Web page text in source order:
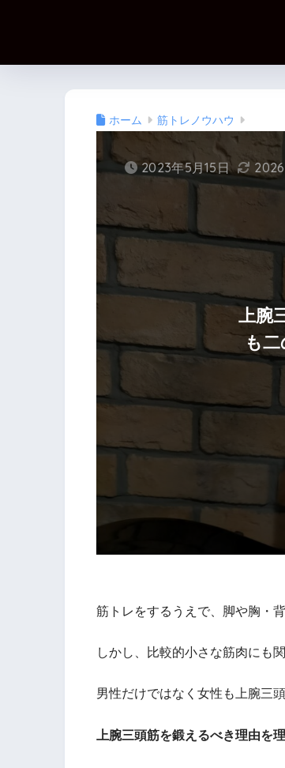
ホーム 筋トレノウハウ
上腕
も
2023年5月15日
筋トレをするうえで、脚や胸・
しかし、比較的小さな筋肉にも
男性だけではなく女性も上腕三
上腕三頭筋を鍛えるべき理由を